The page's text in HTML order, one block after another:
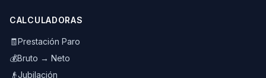
CALCULADORAS
🧾Prestación Paro
💰Bruto → Neto
👴Jubilación